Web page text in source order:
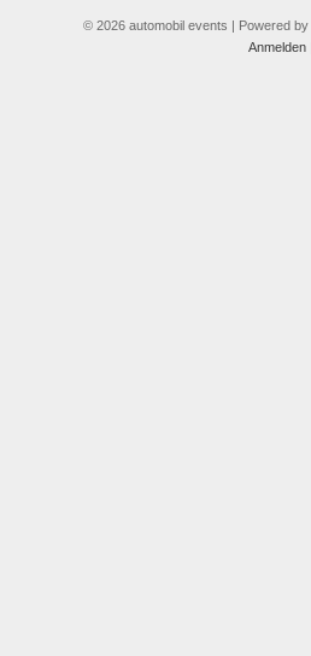
© 2026 automobil events | Powered by
Anmelden|